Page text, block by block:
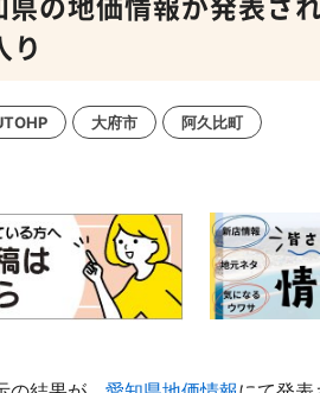
り
大府市 阿久比町